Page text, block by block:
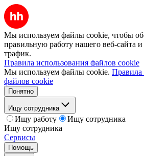
Мы используем файлы cookie, чтобы
правильную работу нашего веб-сайта и
трафик.
Правила использования файлов cookie
Мы используем файлы cookie. Правила
файлов cookie
Понятно
Ищу сотрудника
Ищу работу
Ищу сотрудника
Ищу сотрудника
Сервисы
Помощь